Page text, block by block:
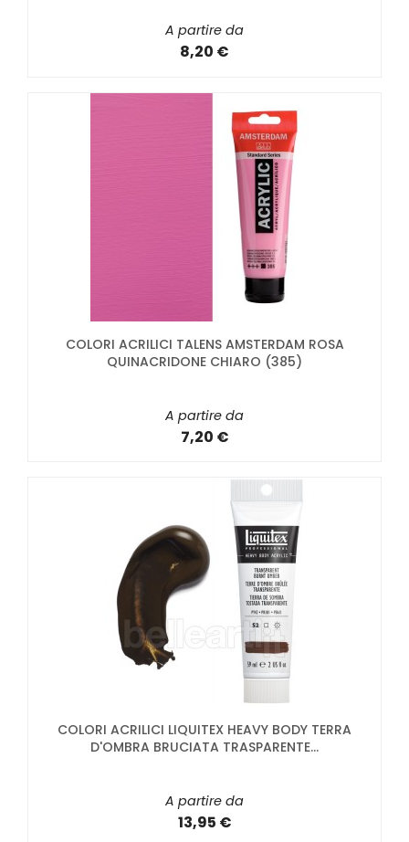
A partire da
8,20 €
COLORI ACRILICI TALENS AMSTERDAM ROSA
QUINACRIDONE CHIARO (385)
A partire da
7,20 €
COLORI ACRILICI LIQUITEX HEAVY BODY TERRA
D'OMBRA BRUCIATA TRASPARENTE...
A partire da
13,95 €